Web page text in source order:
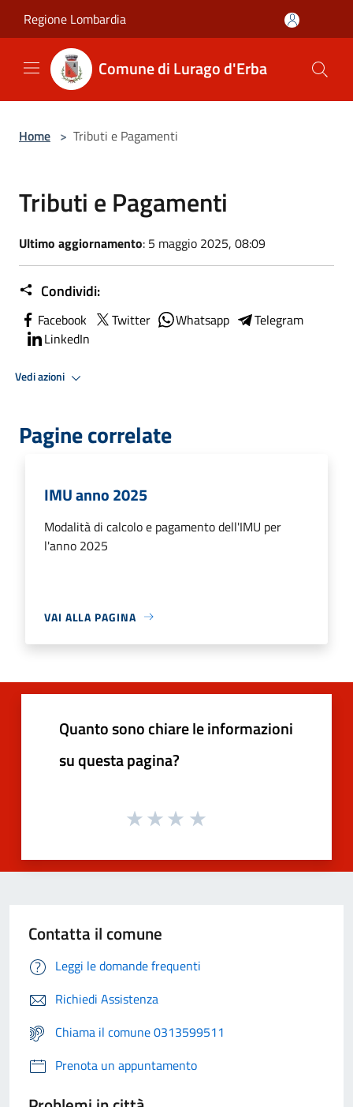
Regione Lombardia
Comune di Lurago d'Erba
Home > Tributi e Pagamenti
Tributi e Pagamenti
Ultimo aggiornamento: 5 maggio 2025, 08:09
Condividi:
Facebook Twitter Whatsapp
Telegram
LinkedIn
Vedi azioni
Pagine correlate
IMU anno 2025
Modalità di calcolo e pagamento dell'IMU per
l'anno 2025
VAI ALLA PAGINA
Quanto sono chiare le informazioni
su questa pagina?
Contatta il comune
Leggi le domande frequenti
Richiedi Assistenza
Chiama il comune 0313599511
Prenota un appuntamento